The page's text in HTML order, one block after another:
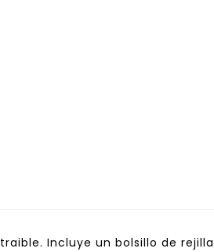
Incluye un bolsillo de rejilla